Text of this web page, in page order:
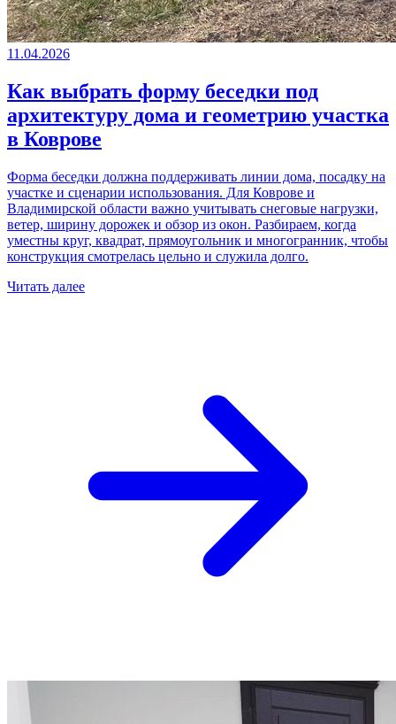
11.04.2026
Как выбрать форму беседки под
архитектуру дома и геометрию участка
в Коврове
Форма беседки должна поддерживать линии дома, посадку на
участке и сценарии использования. Для Коврове и
Владимирской области важно учитывать снеговые нагрузки,
ветер, ширину дорожек и обзор из окон. Разбираем, когда
уместны круг, квадрат, прямоугольник и многогранник, чтобы
конструкция смотрелась цельно и служила долго.
Читать далее